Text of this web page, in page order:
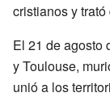
cristianos y
El 21 de agosto
y Toulouse,
unió a los